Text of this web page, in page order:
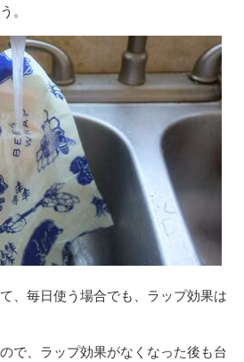
。
、毎日使う場合でも、ラップ効果は
で、ラップ効果がなくなった後も台